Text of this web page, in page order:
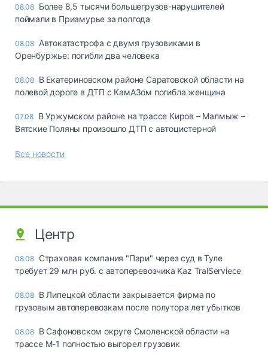
08.08 Более 8,5 тысячи большегрузов-нарушителей
поймали в Приамурье за полгода
08.08 Автокатастрофа с двумя грузовиками в
Оренбуржье: погибли два человека
08.08 В Екатериновском районе Саратовской области на
полевой дороге в ДТП с КамАЗом погибла женщина
07.08 В Уржумском районе на трассе Киров – Малмыж –
Вятские Поляны произошло ДТП с автоцистерной
Все новости
Центр
08.08 Страховая компания "Пари" через суд в Туле
требует 29 млн руб. с автоперевозчика Kaz TralServiece
08.08 В Липецкой области закрывается фирма по
грузовым автоперевозкам после полутора лет убытков
08.08 В Сафоновском округе Смоленской области на
трассе М-1 полностью выгорел грузовик